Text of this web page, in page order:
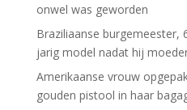
onwel was geworden
Braziliaanse
jarig model nadat hij
Amerikaanse vrouw
gouden pistool in haar